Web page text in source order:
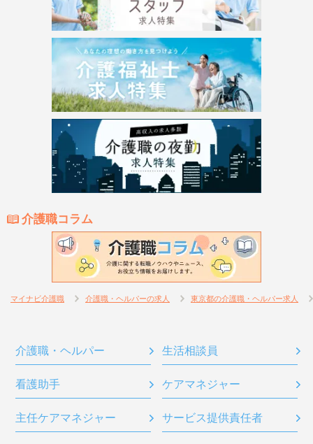
介護職コラム
マイナビ介護職 介護職・ヘルパーの求人 東京都の介護職・ヘルパー求人
介護職・ヘルパー 生活相談員
看護助手 ケアマネジャー
主任ケアマネジャー サービス提供責任者